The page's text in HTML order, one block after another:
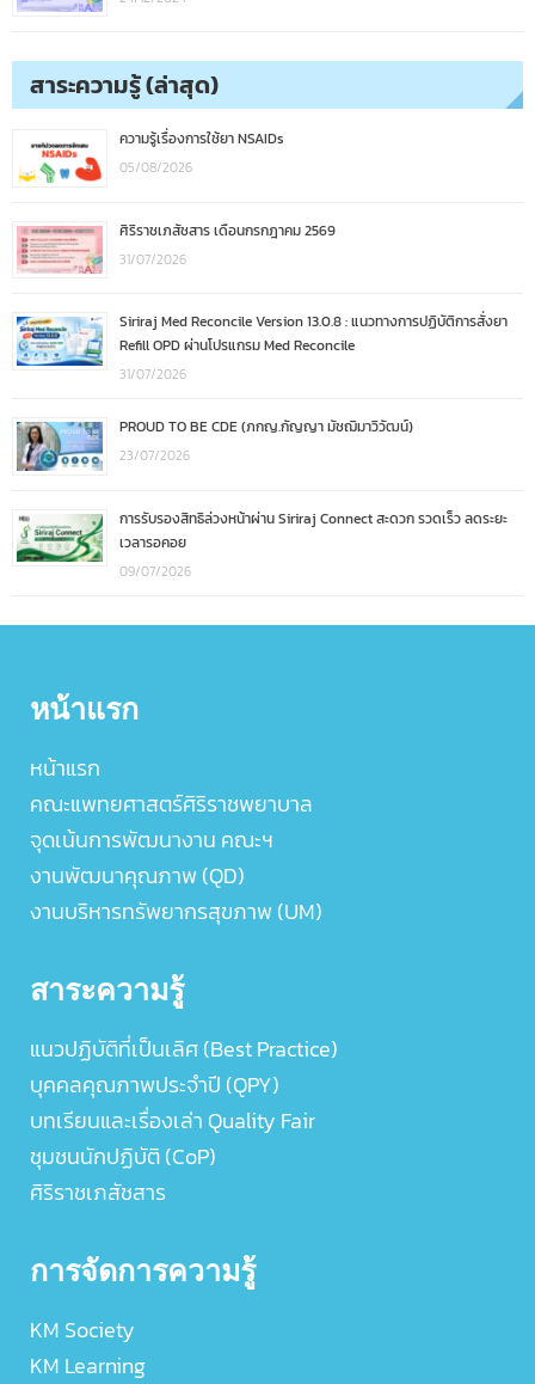
สาระความรู้ (ล่าสุด)
ความรู้เรื่องการใช้ยา NSAIDs
05/08/2026
ศิริราชเภสัชสาร เดือนกรกฎาคม 2569
31/07/2026
Siriraj Med Reconcile Version 13.0.8 : แนวทางการปฏิบัติการสั่งยา
Refill OPD ผ่านโปรแกรม Med Reconcile
31/07/2026
PROUD TO BE CDE (ภกญ.กัญญา มัชฌิมาวิวัฒน์)
23/07/2026
การรับรองสิทธิล่วงหน้าผ่าน Siriraj Connect สะดวก รวดเร็ว ลดระยะ
เวลารอคอย
09/07/2026
หน้าแรก
หน้าแรก
คณะแพทยศาสตร์ศิริราชพยาบาล
จุดเน้นการพัฒนางาน คณะฯ
งานพัฒนาคุณภาพ (QD)
งานบริหารทรัพยากรสุขภาพ (UM)
สาระความรู้
แนวปฏิบัติที่เป็นเลิศ (Best Practice)
บุคคลคุณภาพประจำปี (QPY)
บทเรียนและเรื่องเล่า Quality Fair
ชุมชนนักปฏิบัติ (CoP)
ศิริราชเภสัชสาร
การจัดการความรู้
KM Society
KM Learning